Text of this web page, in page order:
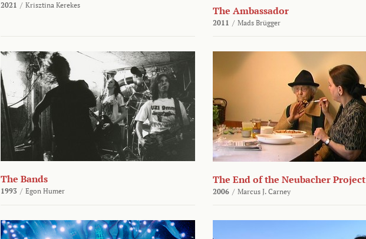
2021 / Krisztina Kerekes The Ambassador
2011 / Mads Brügger
The Bands
1993 / Egon Humer
The End of the Neubacher Project
2006 / Marcus J. Carney